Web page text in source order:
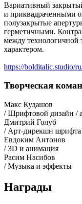
Вариативный
и приквадраченными
полузакрытые
герметичными.
между
характером.
https://bolditalic.studio/
Творческая
Макс Кудашов
/ Шрифтовой дизайн /
Дмитрий Голуб
/ Арт-дирекшн шрифта
Евдоким Антонов
/ 3D и анимация
Расим Насибов
/ Музыка и эффекты
Награды